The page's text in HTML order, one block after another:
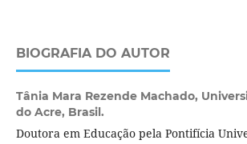
BIOGRAFIA DO AUTOR
Tânia Mara Rezende Machado,
do Acre, Brasil.
Doutora em Educação pela Pontifícia